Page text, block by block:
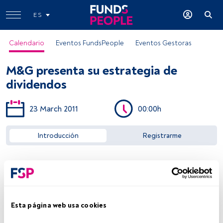
Esta página web usa cookies
ES
Calendario Eventos FundsPeople Eventos Gestoras
M&G presenta su estrategia de
dividendos
23 March 2011 00:00h
Introducción Registrarme